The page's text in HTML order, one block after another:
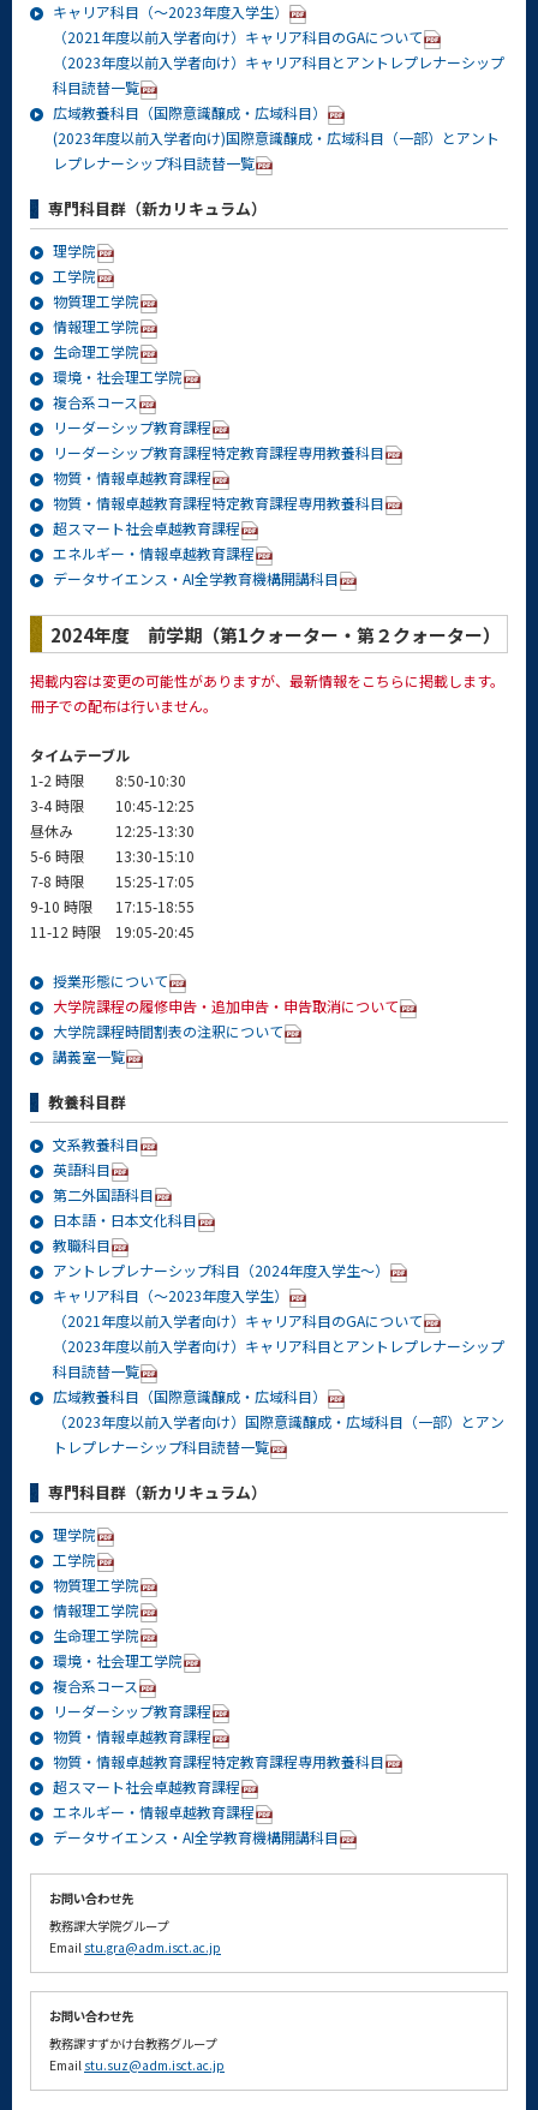
キャリア科目（～2023年度入学生）
（2021年度以前入学者向け）キャリア科目のGAについて
（2023年度以前入学者向け）キャリア科目とアントレプレナーシップ
科目読替一覧
広域教養科目（国際意識醸成・広域科目）
(2023年度以前入学者向け)国際意識醸成・広域科目（一部）とアント
レプレナーシップ科目読替一覧
専門科目群（新カリキュラム）
理学院
工学院
物質理工学院
情報理工学院
生命理工学院
環境・社会理工学院
複合系コース
リーダーシップ教育課程
リーダーシップ教育課程特定教育課程専用教養科目
物質・情報卓越教育課程
物質・情報卓越教育課程特定教育課程専用教養科目
超スマート社会卓越教育課程
エネルギー・情報卓越教育課程
データサイエンス・AI全学教育機構開講科目
2024年度 前学期（第1クォーター・第２クォーター）
掲載内容は変更の可能性がありますが、最新情報をこちらに掲載します。
冊子での配布は行いません。
タイムテーブル
1-2 時限
8:50-10:30
3-4 時限
10:45-12:25
昼休み
12:25-13:30
5-6 時限
13:30-15:10
7-8 時限
15:25-17:05
9-10 時限
17:15-18:55
11-12 時限
19:05-20:45
授業形態について
大学院課程の履修申告・追加申告・申告取消について
大学院課程時間割表の注釈について
講義室一覧
教養科目群
文系教養科目
英語科目
第二外国語科目
日本語・日本文化科目
教職科目
アントレプレナーシップ科目（2024年度入学生～）
キャリア科目（～2023年度入学生）
（2021年度以前入学者向け）キャリア科目のGAについて
（2023年度以前入学者向け）キャリア科目とアントレプレナーシップ
科目読替一覧
広域教養科目（国際意識醸成・広域科目）
（2023年度以前入学者向け）国際意識醸成・広域科目（一部）とアン
トレプレナーシップ科目読替一覧
専門科目群（新カリキュラム）
理学院
工学院
物質理工学院
情報理工学院
生命理工学院
環境・社会理工学院
複合系コース
リーダーシップ教育課程
物質・情報卓越教育課程
物質・情報卓越教育課程特定教育課程専用教養科目
超スマート社会卓越教育課程
エネルギー・情報卓越教育課程
データサイエンス・AI全学教育機構開講科目
お問い合わせ先
教務課大学院グループ
Email stu.gra@adm.isct.ac.jp
お問い合わせ先
教務課すずかけ台教務グループ
Email stu.suz@adm.isct.ac.jp